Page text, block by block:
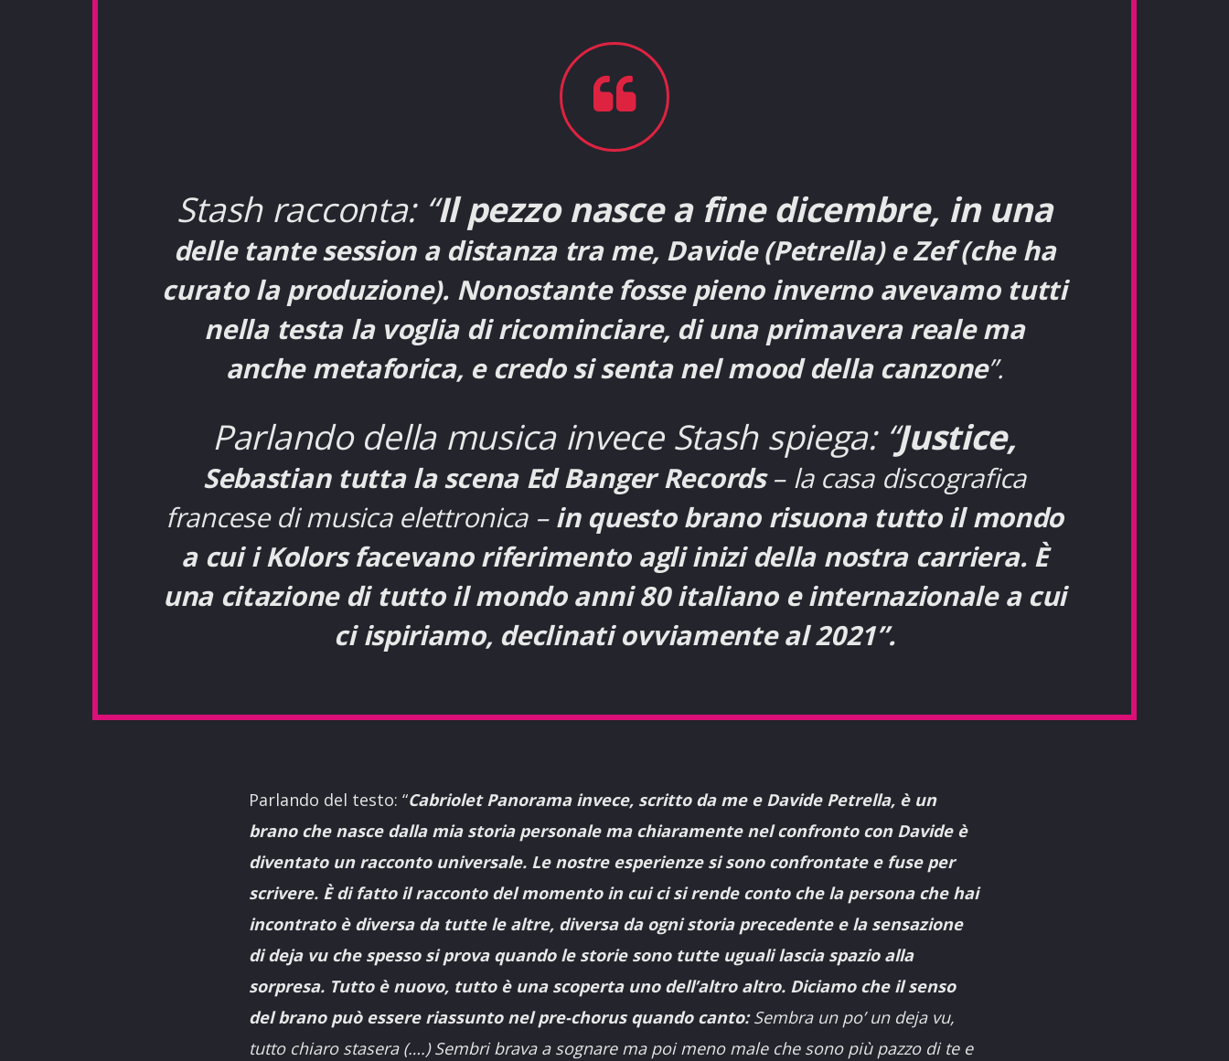
Stash racconta: “Il pezzo nasce a fine dicembre, in una
delle tante session a distanza tra me, Davide (Petrella) e Zef (che ha
curato la produzione). Nonostante fosse pieno inverno avevamo tutti
nella testa la voglia di ricominciare, di una primavera reale ma
anche metaforica, e credo si senta nel mood della canzone”.
Parlando della musica invece Stash spiega: “Justice,
Sebastian tutta la scena Ed Banger Records– la casa discografica
francese di musica elettronica – in questo brano risuona tutto il mondo
a cui i Kolors facevano riferimento agli inizi della nostra carriera. È
una citazione di tutto il mondo anni 80 italiano e internazionale a cui
ci ispiriamo, declinati ovviamente al 2021”.
Parlando del testo: “Cabriolet Panorama invece, scritto da me e Davide Petrella, è un
brano che nasce dalla mia storia personale ma chiaramente nel confronto con Davide è
diventato un racconto universale. Le nostre esperienze si sono confrontate e fuse per
scrivere. È di fatto il racconto del momento in cui ci si rende conto che la persona che hai
incontrato è diversa da tutte le altre, diversa da ogni storia precedente e la sensazione
di deja vu che spesso si prova quando le storie sono tutte uguali lascia spazio alla
sorpresa. Tutto è nuovo, tutto è una scoperta uno dell’altro altro. Diciamo che il senso
del brano può essere riassunto nel pre-chorus quando canto:Sembra un po’ un deja vu,
tutto chiaro stasera (….) Sembri brava a sognare ma poi meno male che sono più pazzo di te e